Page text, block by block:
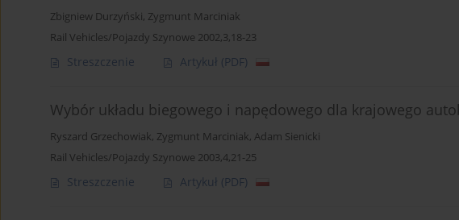
Zbigniew Durzyński, Zygmunt Marciniak
Rail Vehicles/Pojazdy Szynowe 2002,3,18-23
Streszczenie Artykuł (PDF)
Wybór układu biegowego i napędowego dla krajowego
Ryszard Grzechowiak, Zygmunt Marciniak, Adam Sienicki
Rail Vehicles/Pojazdy Szynowe 2003,4,21-25
Streszczenie Artykuł (PDF)